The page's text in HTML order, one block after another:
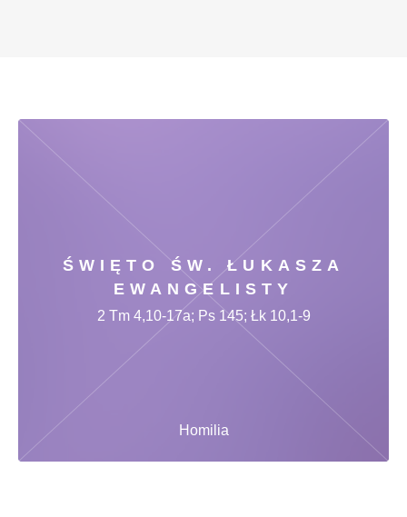
ŚWIĘTO ŚW. ŁUKASZA
EWANGELISTY
Homilia
2 Tm 4,10-17a; Ps 145; Łk 10,1-9